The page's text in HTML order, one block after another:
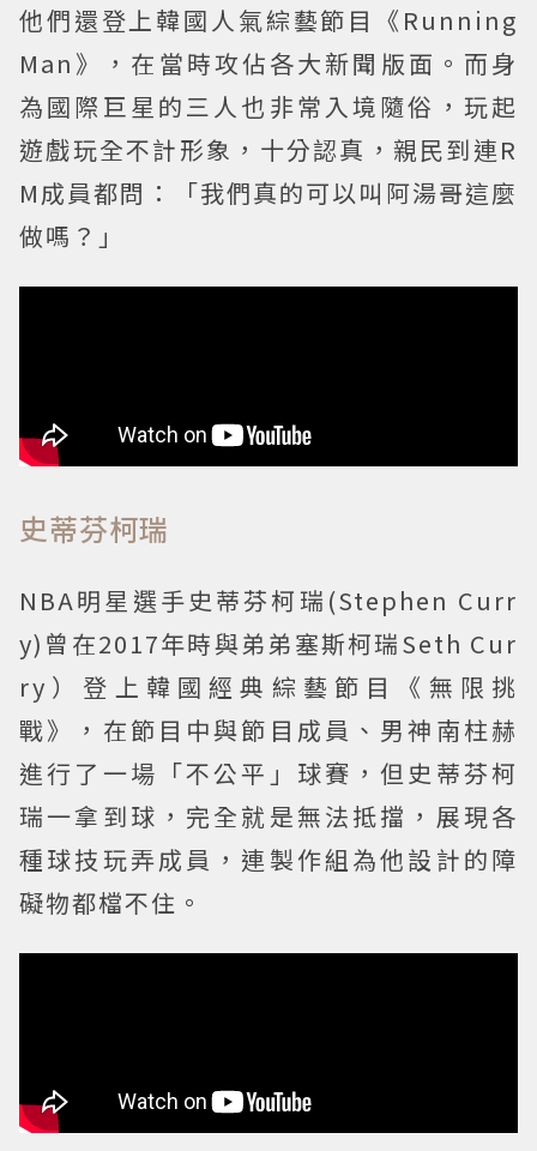
他們還登上韓國人氣綜藝節目《Running
Man》，在當時攻佔各大新聞版面。而身
為國際巨星的三人也非常入境隨俗，玩起
遊戲玩全不計形象，十分認真，親民到連R
M成員都問：「我們真的可以叫阿湯哥這麼
做嗎？」
史蒂芬柯瑞
NBA明星選手史蒂芬柯瑞(Stephen Curr
y)曾在2017年時與弟弟塞斯柯瑞Seth Cur
ry）登上韓國經典綜藝節目《無限挑
戰》，在節目中與節目成員、男神南柱赫
進行了一場「不公平」球賽，但史蒂芬柯
瑞一拿到球，完全就是無法抵擋，展現各
種球技玩弄成員，連製作組為他設計的障
礙物都檔不住。